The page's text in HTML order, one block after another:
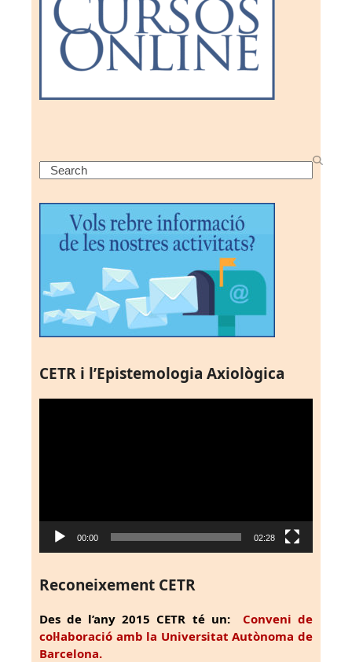
Search
CETR i l’Epistemologia Axiològica
00:00 02:28
Reconeixement CETR
Des de l’any 2015 CETR té un: Conveni de
col·laboració amb la Universitat Autònoma de
Barcelona.